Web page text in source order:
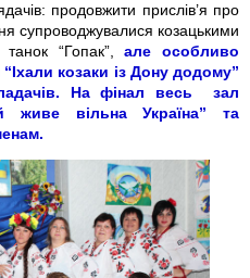
продовжити прислів’я про
супроводжувалися козацькими
танок “Гопак”,але особливо
козаки із Дону додому”
На фінал весь зал
живе вільна Україна” та